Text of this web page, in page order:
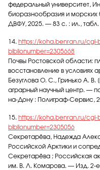
федеральный университет,
биоразнообразия и
ДВФУ, 2025. — 83 с. : ил.,
14. https://koha.benran.ru/
biblionumber=2305668
Почвы Ростовской области:
восстановление в условиях
Безуглова О. С., Гринько А.
аграрный научный центр. —
на-Дону : Полиграф-Сервис,
15. https://koha.benran.ru/
biblionumber=2305056
Секретарёва, Надежда
Российской Арктики и
Секретарёва ; Российская
им. В. Л. Комарова. — Изд. 2-